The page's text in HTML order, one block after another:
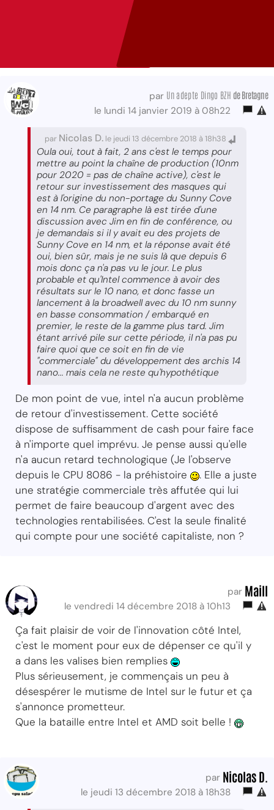
par Un adepte Dingo BZH de Bretagne
le lundi 14 janvier 2019 à 08h22
par Nicolas D. le jeudi 13 décembre 2018 à 18h38
Oula oui, tout à fait, 2 ans c'est le temps pour
mettre au point la chaîne de production (10nm
pour 2020 = pas de chaîne active), c'est le
retour sur investissement des masques qui
est à l'origine du non-portage du Sunny Cove
en 14 nm. Ce paragraphe là est tirée d'une
discussion avec Jim en fin de conférence, ou
je demandais si il y avait eu des projets de
Sunny Cove en 14 nm, et la réponse avait été
oui, bien sûr, mais je ne suis là que depuis 6
mois donc ça n'a pas vu le jour. Le plus
probable et qu'Intel commence à avoir des
résultats sur le 10 nano, et donc fasse un
lancement à la broadwell avec du 10 nm sunny
en basse consommation / embarqué en
premier, le reste de la gamme plus tard. Jim
étant arrivé pile sur cette période, il n'a pas pu
faire quoi que ce soit en fin de vie
"commerciale" du développement des archis 14
nano... mais cela ne reste qu'hypothétique
De mon point de vue, intel n'a aucun problème
de retour d'investissement. Cette société
dispose de suffisamment de cash pour faire face
à n'importe quel imprévu. Je pense aussi qu'elle
n'a aucun retard technologique (Je l'observe
depuis le CPU 8086 - la préhistoire
. Elle a juste
une stratégie commerciale très affutée qui lui
permet de faire beaucoup d'argent avec des
technologies rentabilisées. C'est la seule finalité
qui compte pour une société capitaliste, non ?
par Maill
le vendredi 14 décembre 2018 à 10h13
Ça fait plaisir de voir de l'innovation côté Intel,
c'est le moment pour eux de dépenser ce qu'il y
a dans les valises bien remplies
Plus sérieusement, je commençais un peu à
désespérer le mutisme de Intel sur le futur et ça
s'annonce prometteur.
Que la bataille entre Intel et AMD soit belle !
par Nicolas D.
le jeudi 13 décembre 2018 à 18h38